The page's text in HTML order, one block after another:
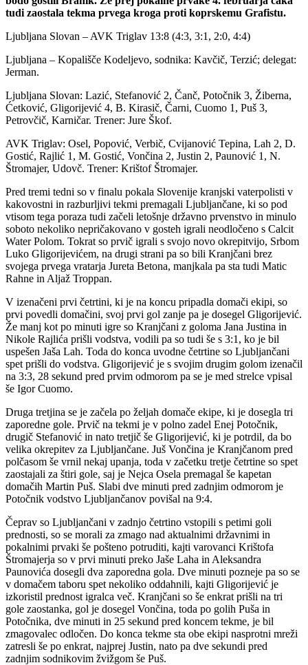
tudi zaostala tekma prvega kroga proti koprskemu Grafistu.
Ljubljana Slovan – AVK Triglav 13:8 (4:3, 3:1, 2:0, 4:4)
Ljubljana – Kopališče Kodeljevo, sodnika: Kavčič, Terzić; delegat:
Jerman.
Ljubljana Slovan: Lazić, Stefanović 2, Čanč, Potočnik 3, Žiberna,
Ćetković, Gligorijević 4, B. Kirasič, Čarni, Cuomo 1, Puš 3,
Petrovčič, Karničar. Trener: Jure Škof.
AVK Triglav: Osel, Popović, Verbič, Cvijanović Tepina, Lah 2, D.
Gostić, Rajlić 1, M. Gostić, Vončina 2, Justin 2, Paunović 1, N.
Štromajer, Udovč. Trener: Krištof Štromajer.
Pred tremi tedni so v finalu pokala Slovenije kranjski vaterpolisti v
kakovostni in razburljivi tekmi premagali Ljubljančane, ki so pod
vtisom tega poraza tudi začeli letošnje državno prvenstvo in minulo
soboto nekoliko nepričakovano v gosteh igrali neodločeno s Calcit
Water Polom. Tokrat so prvič igrali s svojo novo okrepitvijo, Srbom
Luko Gligorijevićem, na drugi strani pa so bili Kranjčani brez
svojega prvega vratarja Jureta Betona, manjkala pa sta tudi Matic
Rahne in Aljaž Troppan.
V izenačeni prvi četrtini, ki je na koncu pripadla domači ekipi, so
prvi povedli domačini, svoj prvi gol zanje pa je dosegel Gligorijević.
Že manj kot po minuti igre so Kranjčani z goloma Jana Justina in
Nikole Rajlića prišli vodstva, vodili pa so tudi še s 3:1, ko je bil
uspešen Jaša Lah. Toda do konca uvodne četrtine so Ljubljančani
spet prišli do vodstva. Gligorijević je s svojim drugim golom izenačil
na 3:3, 28 sekund pred prvim odmorom pa se je med strelce vpisal
še Igor Cuomo.
Druga tretjina se je začela po željah domače ekipe, ki je dosegla tri
zaporedne gole. Prvič na tekmi je v polno zadel Enej Potočnik,
drugič Stefanović in nato tretjič še Gligorijević, ki je potrdil, da bo
velika okrepitev za Ljubljančane. Juš Vončina je Kranjčanom pred
polčasom še vrnil nekaj upanja, toda v začetku tretje četrtine so spet
zaostajali za štiri gole, saj je Nejca Osela premagal še kapetan
domačih Martin Puš. Slabi dve minuti pred zadnjim odmorom je
Potočnik vodstvo Ljubljančanov povišal na 9:4.
Čeprav so Ljubljančani v zadnjo četrtino vstopili s petimi goli
prednosti, so se morali za zmago nad aktualnimi državnimi in
pokalnimi prvaki še pošteno potruditi, kajti varovanci Krištofa
Štromajerja so v prvi minuti preko Jaše Laha in Aleksandra
Paunovića dosegli dva zaporedna gola. Dve minuti pozneje pa so se
v domačem taboru spet nekoliko oddahnili, kajti Gligorijević je
izkoristil prednost igralca več. Kranjčani so še enkrat prišli na tri
gole zaostanka, gol je dosegel Vončina, toda po golih Puša in
Potočnika, dve minuti in 25 sekund pred koncem tekme, je bil
zmagovalec odločen. Do konca tekme sta obe ekipi nasprotni mreži
zatresli še po enkrat, najprej Justin, nato pa dve sekundi pred
zadnjim sodnikovim žvižgom še Puš.